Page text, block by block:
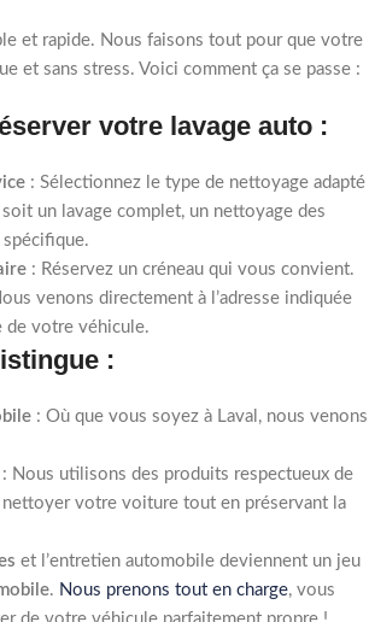
et rapide. Nous faisons tout pour que votre
et sans stress. Voici comment ça se passe :
votre lavage auto :
: Sélectionnez le type de nettoyage adapté
un lavage complet, un nettoyage des
: Réservez un créneau qui vous convient.
venons directement à l’adresse indiquée
de votre véhicule.
:
: Où que vous soyez à Laval, nous venons
: Nous utilisons des produits respectueux de
nettoyer votre voiture tout en préservant la
et l’entretien automobile deviennent un jeu
. Nous prenons tout en charge, vous